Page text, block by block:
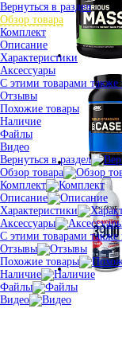
Вернуться в раздел
Обзор товара
Комплект
Описание
Характеристики
Аксессуары
С этими товарами также
Отзывы
Похожие товары
Наличие
Файлы
Видео
Вернуться в раздел
Обзор товара
Комплект
Описание
Характеристики
Аксессуары
С этими товарами также
Отзывы
Похожие товары
Наличие
Файлы
Видео